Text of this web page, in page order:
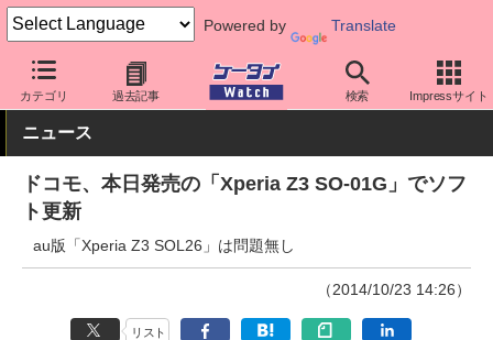
Powered by Translate
カテゴリ 過去記事 検索 Impressサイト
ケータイ Watch キャリア ドコモ
ニュース
ドコモ、本日発売の「Xperia Z3 SO-01G」でソフ
ト更新
au版「Xperia Z3 SOL26」は問題無し
（2014/10/23 14:26）
リスト